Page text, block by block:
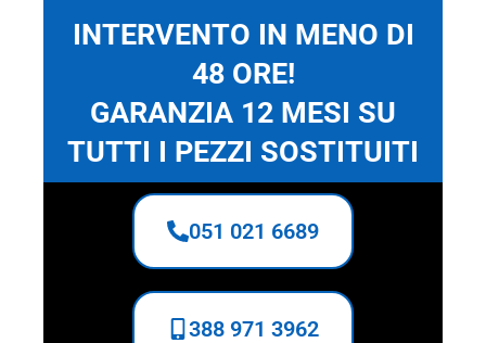
INTERVENTO IN MENO DI
48 ORE!
GARANZIA 12 MESI SU
TUTTI I PEZZI SOSTITUITI
051 021 6689
388 971 3962